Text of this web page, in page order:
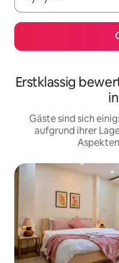
Erstklassig
Gäste sind sich
aufgrund ihrer